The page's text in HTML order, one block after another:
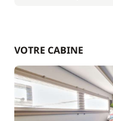
VOTRE CABINE